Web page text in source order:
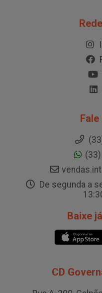
De segunda a
Baixe
CD